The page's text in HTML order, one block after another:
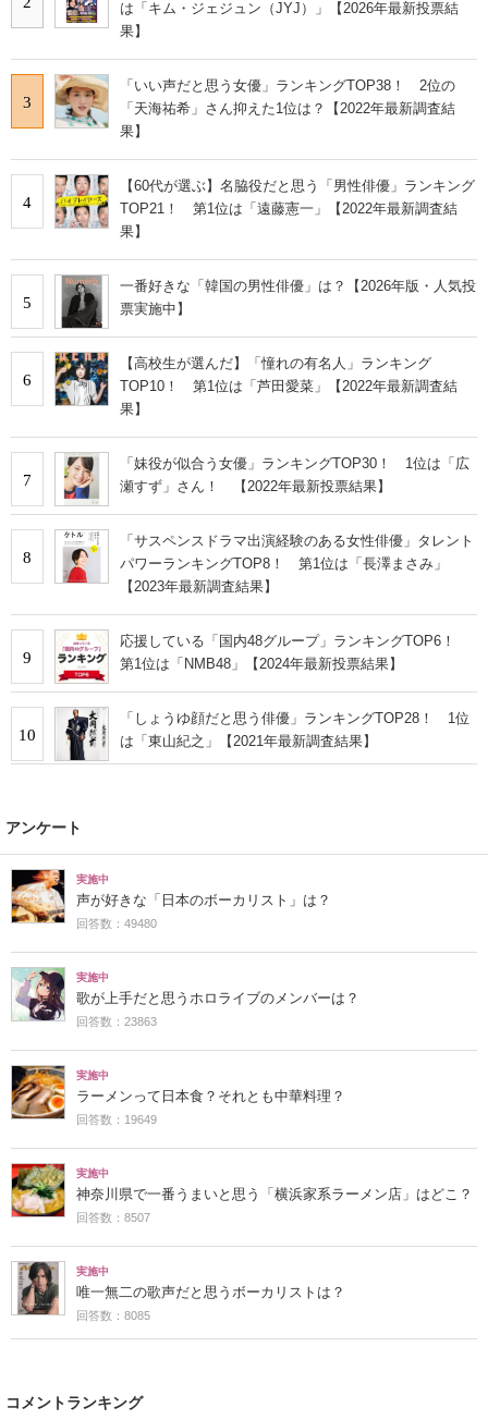
は「キム・ジェジュン（JYJ）」【2026年最新投票結
果】
3
「いい声だと思う女優」ランキングTOP38！ 2位の
「天海祐希」さん抑えた1位は？【2022年最新調査結
果】
4
【60代が選ぶ】名脇役だと思う「男性俳優」ランキング
TOP21！ 第1位は「遠藤憲一」【2022年最新調査結
果】
5
一番好きな「韓国の男性俳優」は？【2026年版・人気投
票実施中】
6
【高校生が選んだ】「憧れの有名人」ランキング
TOP10！ 第1位は「芦田愛菜」【2022年最新調査結
果】
7
「妹役が似合う女優」ランキングTOP30！ 1位は「広
瀬すず」さん！ 【2022年最新投票結果】
8
「サスペンスドラマ出演経験のある女性俳優」タレント
パワーランキングTOP8！ 第1位は「長澤まさみ」
【2023年最新調査結果】
9
応援している「国内48グループ」ランキングTOP6！
第1位は「NMB48」【2024年最新投票結果】
10
「しょうゆ顔だと思う俳優」ランキングTOP28！ 1位
は「東山紀之」【2021年最新調査結果】
アンケート
実施中
声が好きな「日本のボーカリスト」は？
回答数：49480
実施中
歌が上手だと思うホロライブのメンバーは？
回答数：23863
実施中
ラーメンって日本食？それとも中華料理？
回答数：19649
実施中
神奈川県で一番うまいと思う「横浜家系ラーメン店」はどこ？
回答数：8507
実施中
唯一無二の歌声だと思うボーカリストは？
回答数：8085
コメントランキング